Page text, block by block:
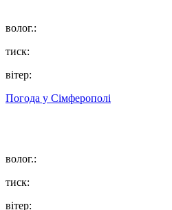
волог.:
тиск:
вітер:
Погода у Сімферополі
волог.:
тиск:
вітер: